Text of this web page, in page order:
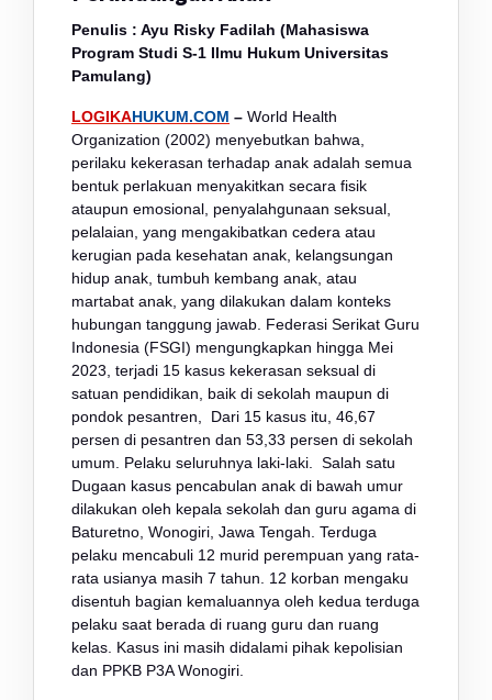
Penulis : Ayu Risky Fadilah (Mahasiswa
Program Studi S-1 Ilmu Hukum Universitas
Pamulang)
LOGIKAHUKUM.COM – World Health
Organization (2002) menyebutkan bahwa,
perilaku kekerasan terhadap anak adalah semua
bentuk perlakuan menyakitkan secara fisik
ataupun emosional, penyalahgunaan seksual,
pelalaian, yang mengakibatkan cedera atau
kerugian pada kesehatan anak, kelangsungan
hidup anak, tumbuh kembang anak, atau
martabat anak, yang dilakukan dalam konteks
hubungan tanggung jawab. Federasi Serikat Guru
Indonesia (FSGI) mengungkapkan hingga Mei
2023, terjadi 15 kasus kekerasan seksual di
satuan pendidikan, baik di sekolah maupun di
pondok pesantren, Dari 15 kasus itu, 46,67
persen di pesantren dan 53,33 persen di sekolah
umum. Pelaku seluruhnya laki-laki. Salah satu
Dugaan kasus pencabulan anak di bawah umur
dilakukan oleh kepala sekolah dan guru agama di
Baturetno, Wonogiri, Jawa Tengah. Terduga
pelaku mencabuli 12 murid perempuan yang rata-
rata usianya masih 7 tahun. 12 korban mengaku
disentuh bagian kemaluannya oleh kedua terduga
pelaku saat berada di ruang guru dan ruang
kelas. Kasus ini masih didalami pihak kepolisian
dan PPKB P3A Wonogiri.